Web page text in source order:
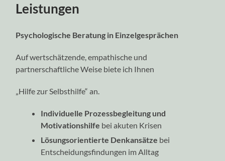
Leistungen
Psychologische Beratung in Einzelgesprächen
Auf wertschätzende, empathische und
partnerschaftliche Weise biete ich Ihnen
„Hilfe zur Selbsthilfe“ an.
Individuelle Prozessbegleitung und
Motivationshilfe bei akuten Krisen
Lösungsorientierte Denkansätze bei
Entscheidungsfindungen im Alltag